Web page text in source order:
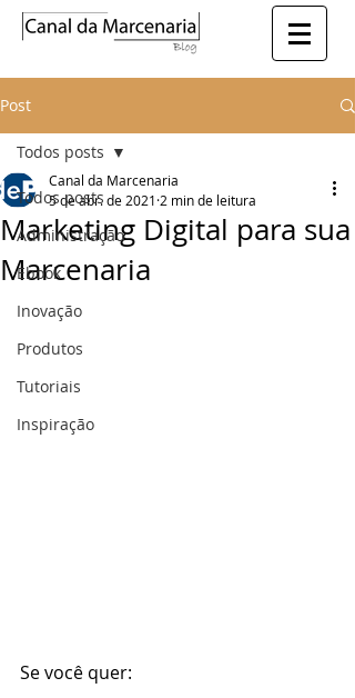
Post
Todos posts
Administração
Ebook
Inovação
Produtos
Tutoriais
Inspiração
Todos posts
Marketing Digital para sua
Marcenaria
Canal da Marcenaria
5 de abr. de 2021 2 min de leitura
Se você quer: